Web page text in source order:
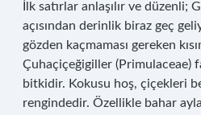
İlk satırlar anlaşılır ve
açısından derinlik biraz geç
gözden kaçmaması gereken
Çuhaçiçeğigiller (Primulaceae)
bitkidir. Kokusu hoş, çiçekleri
rengindedir. Özellikle bahar